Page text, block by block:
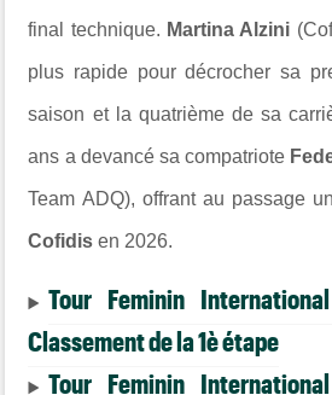
final technique. Martina Alzini
plus rapide pour décrocher sa
saison et la quatrième de sa
ans a devancé sa compatriote
Team ADQ), offrant au passage
Cofidisen 2026.
Tour Feminin
Classement de la 1è étape
Tour Feminin